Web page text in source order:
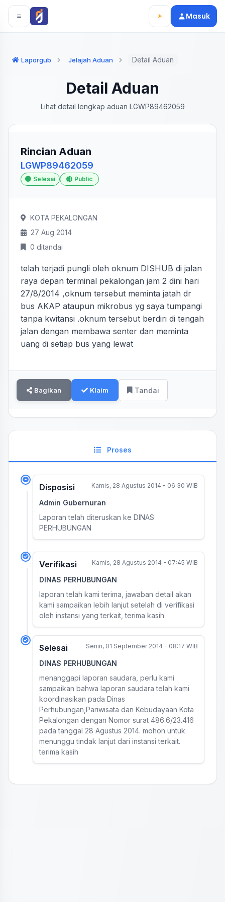
Langsung ke konten utama
Langsung ke navigasi
Masuk
Laporgub Jelajah Aduan Detail Aduan
Detail Aduan
Lihat detail lengkap aduan LGWP89462059
Rincian Aduan
LGWP89462059
Selesai Public
KOTA PEKALONGAN
27 Aug 2014
0 ditandai
telah terjadi pungli oleh oknum DISHUB di jalan
raya depan terminal pekalongan jam 2 dini hari
27/8/2014 ,oknum tersebut meminta jatah dr
bus AKAP ataupun mikrobus yg saya tumpangi
tanpa kwitansi .oknum tersebut berdiri di tengah
jalan dengan membawa senter dan meminta
uang di setiap bus yang lewat
Bagikan Klaim Tandai
Proses
Disposisi Kamis, 28 Agustus 2014 - 06:30 WIB
Admin Gubernuran
Laporan telah diteruskan ke DINAS
PERHUBUNGAN
Verifikasi Kamis, 28 Agustus 2014 - 07:45 WIB
DINAS PERHUBUNGAN
laporan telah kami terima, jawaban detail akan
kami sampaikan lebih lanjut setelah di verifikasi
oleh instansi yang terkait, terima kasih
Selesai Senin, 01 September 2014 - 08:17 WIB
DINAS PERHUBUNGAN
menanggapi laporan saudara, perlu kami
sampaikan bahwa laporan saudara telah kami
koordinasikan pada Dinas
Perhubungan,Pariwisata dan Kebudayaan Kota
Pekalongan dengan Nomor surat 486.6/23.416
pada tanggal 28 Agustus 2014. mohon untuk
menunggu tindak lanjut dari instansi terkait.
terima kasih